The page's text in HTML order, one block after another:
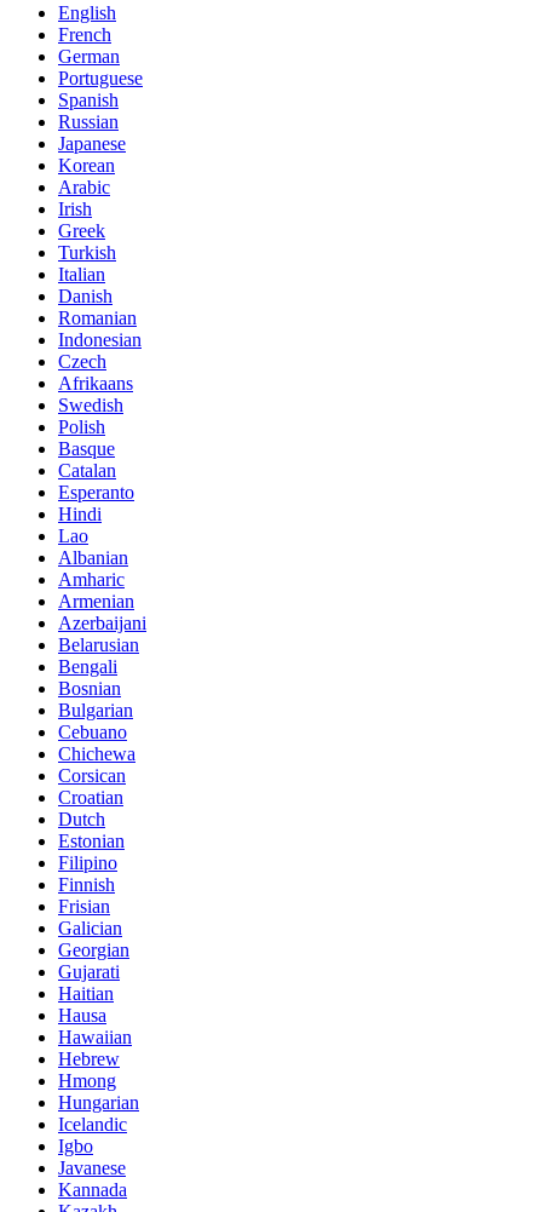
English
French
German
Portuguese
Spanish
Russian
Japanese
Korean
Arabic
Irish
Greek
Turkish
Italian
Danish
Romanian
Indonesian
Czech
Afrikaans
Swedish
Polish
Basque
Catalan
Esperanto
Hindi
Lao
Albanian
Amharic
Armenian
Azerbaijani
Belarusian
Bengali
Bosnian
Bulgarian
Cebuano
Chichewa
Corsican
Croatian
Dutch
Estonian
Filipino
Finnish
Frisian
Galician
Georgian
Gujarati
Haitian
Hausa
Hawaiian
Hebrew
Hmong
Hungarian
Icelandic
Igbo
Javanese
Kannada